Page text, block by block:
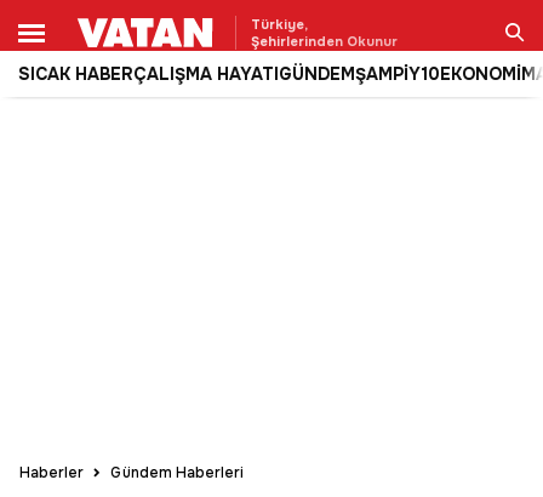
Türkiye,
Şehirlerinden Okunur
SICAK HABERÇALIŞMA HAYATIGÜNDEMŞAMPİY10EKONOMİ
Ara
Haberler Gündem Haberleri